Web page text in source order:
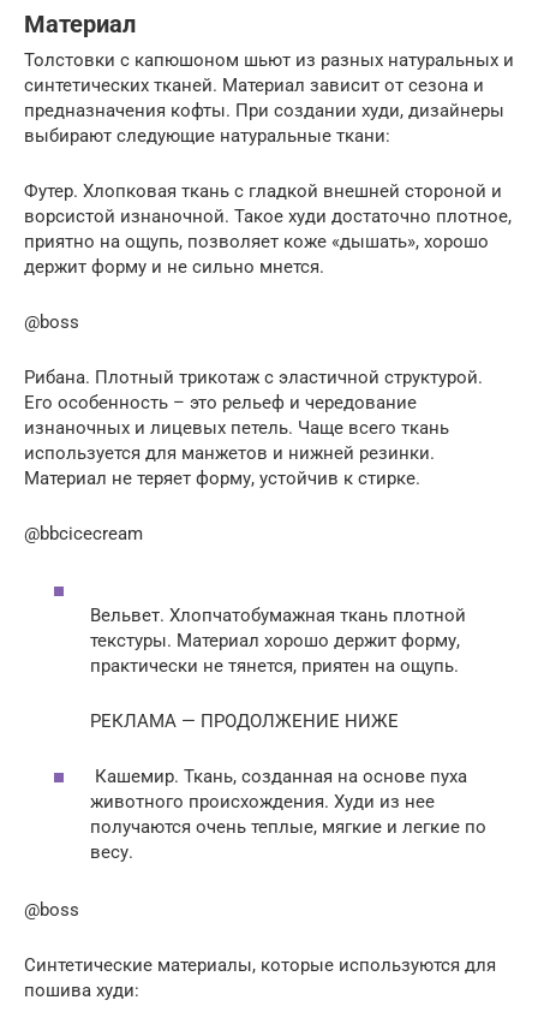
Материал
Толстовки с капюшоном шьют из разных натуральных и
синтетических тканей. Материал зависит от сезона и
предназначения кофты. При создании худи, дизайнеры
выбирают следующие натуральные ткани:
Футер. Хлопковая ткань с гладкой внешней стороной и
ворсистой изнаночной. Такое худи достаточно плотное,
приятно на ощупь, позволяет коже «дышать», хорошо
держит форму и не сильно мнется.
@boss
Рибана. Плотный трикотаж с эластичной структурой.
Его особенность – это рельеф и чередование
изнаночных и лицевых петель. Чаще всего ткань
используется для манжетов и нижней резинки.
Материал не теряет форму, устойчив к стирке.
@bbcicecream
Вельвет. Хлопчатобумажная ткань плотной
текстуры. Материал хорошо держит форму,
практически не тянется, приятен на ощупь.
РЕКЛАМА — ПРОДОЛЖЕНИЕ НИЖЕ
Кашемир. Ткань, созданная на основе пуха
животного происхождения. Худи из нее
получаются очень теплые, мягкие и легкие по
весу.
@boss
Синтетические материалы, которые используются для
пошива худи: